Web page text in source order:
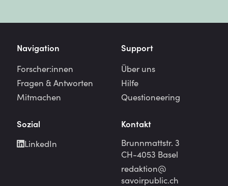
Navigation
Forscher:innen
Fragen & Antworten
Mitmachen
Support
Über uns
Hilfe
Questioneering
Sozial
LinkedIn
Kontakt
Brunnmattstr. 3
CH-4053 Basel
redaktion@
savoirpublic.ch